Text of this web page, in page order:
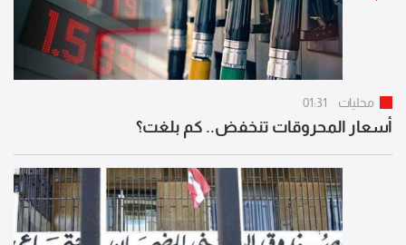
محليات 01:31
أسعار المحروقات تنخفض.. كم بلغت؟